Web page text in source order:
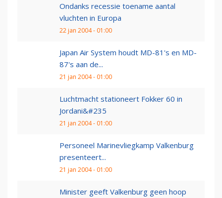
Ondanks recessie toename aantal
vluchten in Europa
22 jan 2004 - 01:00
Japan Air System houdt MD-81's en MD-
87's aan de...
21 jan 2004 - 01:00
Luchtmacht stationeert Fokker 60 in
Jordani&#235
21 jan 2004 - 01:00
Personeel Marinevliegkamp Valkenburg
presenteert...
21 jan 2004 - 01:00
Minister geeft Valkenburg geen hoop